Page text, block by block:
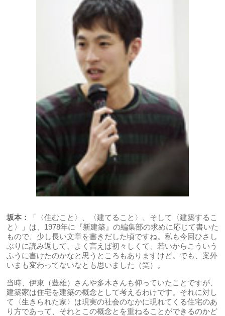
坂本：
「〈住むこと〉、〈建てること〉、そして〈建築するこ
と〉」は、1978年に『新建築』の編集部の求めに応じて書いた
もので、少し長い文章を書きだした頃ですね。私も今回ひさし
ぶりに読み返して、よく言えば初々しくて、若いからこういう
ふうに書けたのかなと思うところもありますけど。でも、案外
いまも変わってないなとも思いました（笑）。
当時、伊東（豊雄）さんや多木さんも仰っていたことですが、
建築家は住宅を建築の概念として考えるわけです。それに対し
て〈生きられた家〉は現実の社会のなかに現れてくる住宅のあ
り方であって、それとこの概念とを重ねることができるのかど